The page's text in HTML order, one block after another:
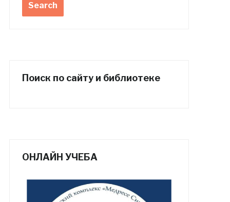
Поиск по сайту и библиотеке
ОНЛАЙН УЧЕБА